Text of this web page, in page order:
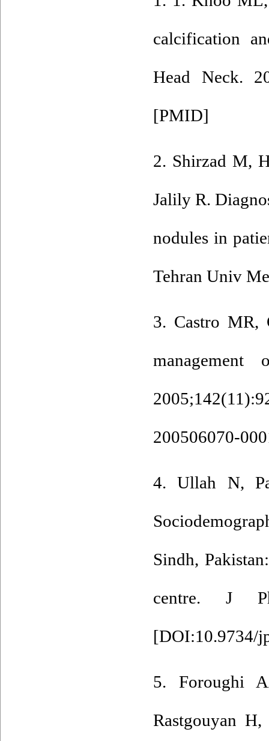
calcification
Head Neck.
[PMID]
2. Shirzad M,
Jalily R.
nodules in
Tehran Univ
3. Castro MR,
200506070-
4. Ullah N,
Sindh,
centre. J
[DOI:10.9734/
5. Foroughi
Rastgouyan